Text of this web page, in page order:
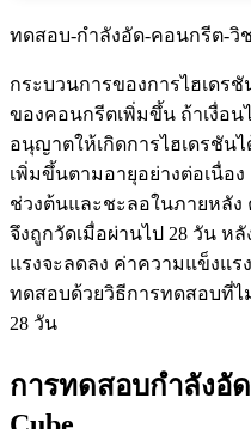
ทดสอบ-กําลังอัด-คอนกรีต-วิ
กระบวนการของการไฮเดร
ของคอนกรีตเพิ่มขึ้น ถ้าเงื่อ
อนุญาตให้เกิดการไฮเดรชัน
เพิ่มขึ้นตามอายุอย่างต่อเนื่อง
ช่วงต้นและชะลอในภายหลัง
จึงถูกวัดเมื่อผ่านไป 28 วัน ห
แรงจะลดลง ค่าความแข็งแร
ทดสอบด้วยวิธีการทดสอบที่ไ
28 วัน
การทดสอบกำลังอั